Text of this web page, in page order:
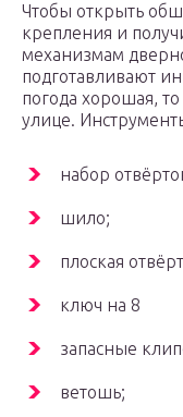
Чтобы открыть
крепления и
механизмам
подготавливают
погода хорошая,
улице.
набор
шило;
плоская
ключ на 8
запасные
ветошь;